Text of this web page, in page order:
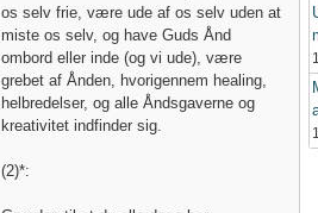
os selv frie, være ude af os selv uden at
miste os selv, og have Guds Ånd
ombord eller inde (og vi ude), være
grebet af Ånden, hvorigennem healing,
helbredelser, og alle Åndsgaverne og
kreativitet indfinder sig.
(2)*: